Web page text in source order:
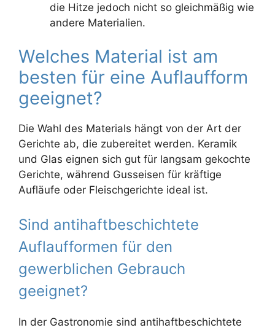
die Hitze jedoch nicht so gleichmäßig wie
andere Materialien.
Welches Material ist am
besten für eine Auflaufform
geeignet?
Die Wahl des Materials hängt von der Art der
Gerichte ab, die zubereitet werden. Keramik
und Glas eignen sich gut für langsam gekochte
Gerichte, während Gusseisen für kräftige
Aufläufe oder Fleischgerichte ideal ist.
Sind antihaftbeschichtete
Auflaufformen für den
gewerblichen Gebrauch
geeignet?
In der Gastronomie sind antihaftbeschichtete